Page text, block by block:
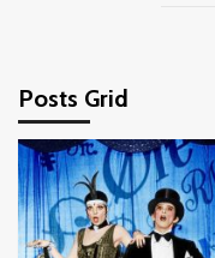
Posts Grid